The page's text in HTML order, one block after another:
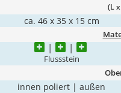
(L
ca. 46 x 35 x 15 cm
Flussstein
innen poliert | außen